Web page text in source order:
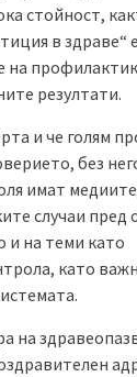
стойност,
в здраве“
на
резултати.
и че голям
без
имат
случаи пред
и на теми като
като
на